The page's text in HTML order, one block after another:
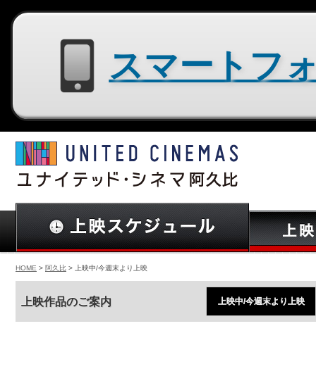
HOME > 阿久比 > 上映中/今週末より上映
上映作品のご案内 上映中/今週末より上映